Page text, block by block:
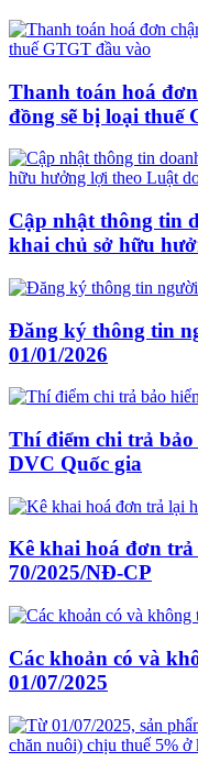
Thanh toán hoá
đồng sẽ bị loại thuế
Cập nhật thông tin
khai chủ sở hữu
Đăng ký thông tin
01/01/2026
Thí điểm chi trả
DVC Quốc gia
Kê khai hoá đơn
70/2025/NĐ-CP
Các khoản có và
01/07/2025